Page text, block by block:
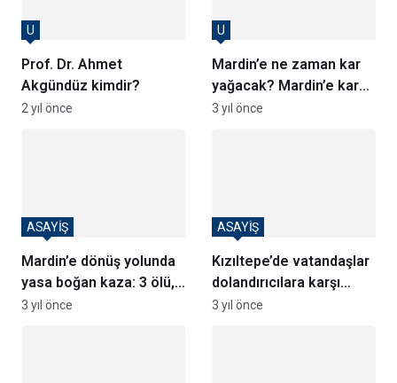
Prof. Dr. Ahmet
Akgündüz kimdir?
U
2 yıl önce
Mardin’e ne zaman kar
yağacak? Mardin’e kar
ne zaman gelecek?
U
3 yıl önce
Mardin’e dönüş yolunda
yasa boğan kaza: 3 ölü,
2 yaralı
ASAYİŞ
3 yıl önce
Kızıltepe’de vatandaşlar
dolandırıcılara karşı
bilgilendirildi
ASAYİŞ
3 yıl önce